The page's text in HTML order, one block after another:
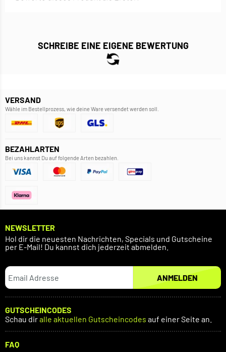
SCHREIBE EINE EIGENE BEWERTUNG
VERSAND
Wähle im Bestellprozess, wie deine Ware versendet werden soll.
BEZAHLARTEN
Bei uns kannst Du auf folgende Arten bezahlen.
NEWSLETTER
Hol dir die neuesten Nachrichten, Specials und Gutscheine
per E-Mail! Du kannst dich jederzeit abmelden.
ANMELDEN
GUTSCHEINCODES
Schau diralle aktuellen Gutscheincodes auf einer Seite an.
FAQ